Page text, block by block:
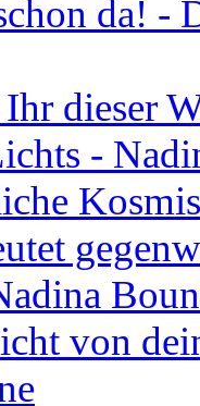
da! -
dieser
-
Boun
von